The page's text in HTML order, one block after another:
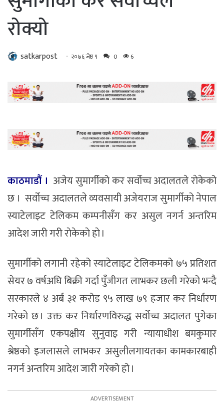
रोक्यो
satkarpost २०७६ जेष्ठ ९ 0 6
काठमाडौं । अजेय सुमार्गीको कर सर्वाेच्च अदालतले राेकेको
छ । सर्वोच्च अदालतले व्यवसायी अजेयराज सुमार्गीको नेपाल
स्याटेलाइट टेलिकम कम्पनीसँग कर असुल नगर्न अन्तरिम
आदेश जारी गरी राेकेकाे हाे ।
सुमार्गीको लगानी रहेको स्याटेलाइट टेलिकमको ७५ प्रतिशत
सेयर ७ वर्षअघि बिक्री गर्दा पुँजीगत लाभकर छली गरेको भन्दै
सरकारले ४ अर्ब ३१ करोड ९५ लाख ७९ हजार कर निर्धारण
गरेको छ । उक्त कर निर्धारणविरुद्ध सर्वोच्च अदालत पुगेका
सुमार्गीसँग एकपक्षीय सुनुवाइ गरी न्यायाधीश बमकुमार
श्रेष्ठको इजलासले लाभकर असुलीलगायतका कामकारबाही
नगर्न अन्तरिम आदेश जारी गरेको हो ।